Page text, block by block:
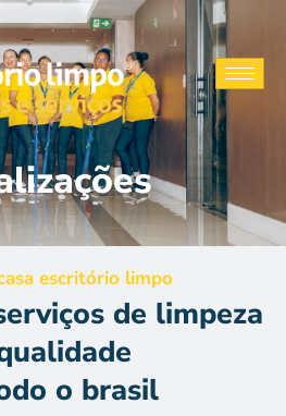
escritório limpo
de limpeza
o brasil